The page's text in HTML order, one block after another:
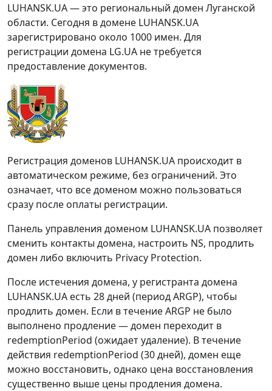
LUHANSK.UA — это региональный домен Луганской
области. Сегодня в домене LUHANSK.UA
зарегистрировано около 1000 имен. Для
регистрации домена LG.UA не требуется
предоставление документов.
Регистрация доменов LUHANSK.UA происходит в
автоматическом режиме, без ограничений. Это
означает, что все доменом можно пользоваться
сразу после оплаты регистрации.
Панель управления доменом LUHANSK.UA позволяет
сменить контакты домена, настроить NS, продлить
домен либо включить Privacy Protection.
После истечения домена, у регистранта домена
LUHANSK.UA есть 28 дней (период ARGP), чтобы
продлить домен. Если в течение ARGP не было
выполнено продление — домен переходит в
redemptionPeriod (ожидает удаление). В течение
действия redemptionPeriod (30 дней), домен еще
можно восстановить, однако цена восстановления
существенно выше цены продления домена.